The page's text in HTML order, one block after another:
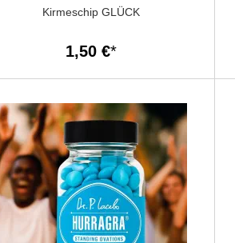
Kirmeschip GLÜCK
1,50 €